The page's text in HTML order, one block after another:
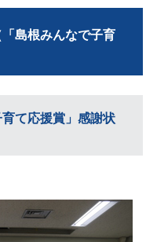
島根みんなで子育
て応援賞」感謝状